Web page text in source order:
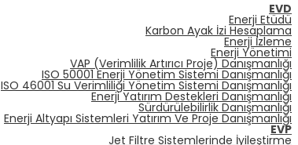
EVD
Enerji Etüdü
Karbon Ayak İzi Hesaplama
Enerji İzleme
Enerji Yönetimi
VAP (Verimlilik Artırıcı Proje) Danışmanlığı
ISO 50001 Enerji Yönetim Sistemi Danışmanlığı
ISO 46001 Su Verimliliği Yönetim Sistemi Danışmanlığı
Enerji Yatırım Destekleri Danışmanlığı
Sürdürülebilirlik Danışmanlığı
Enerji Altyapı Sistemleri Yatırım Ve Proje Danışmanlığı
EVP
Jet Filtre Sistemlerinde İyileştirme